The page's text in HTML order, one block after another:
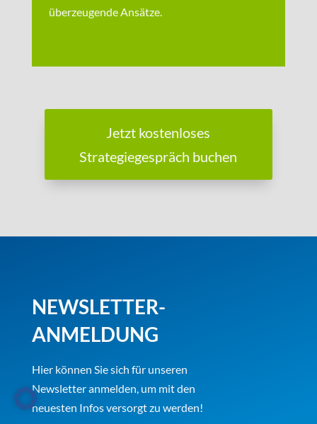
überzeugende Ansätze.
Jetzt kostenloses
Strategiegespräch buchen
NEWSLETTER-
ANMELDUNG
Hier können Sie sich für unseren
Newsletter anmelden, um mit den
neuesten Infos versorgt zu werden!